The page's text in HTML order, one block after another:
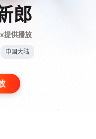
郎
提供播放
中国大陆